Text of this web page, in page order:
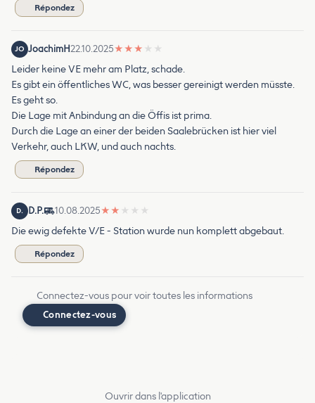
Répondez
JO JoachimH22.10.2025★ ★ ★ ★ ★
Leider keine VE mehr am Platz, schade.
Es gibt ein öffentliches WC, was besser gereinigt werden müsste.
Es geht so.
Die Lage mit Anbindung an die Öffis ist prima.
Durch die Lage an einer der beiden Saalebrücken ist hier viel
Verkehr, auch LKW, und auch nachts.
Répondez
D. D.P. 10.08.2025★ ★ ★ ★ ★
Die ewig defekte V/E - Station wurde nun komplett abgebaut.
Répondez
Connectez-vous pour voir toutes les informations
Connectez-vous
Ouvrir dans l'application